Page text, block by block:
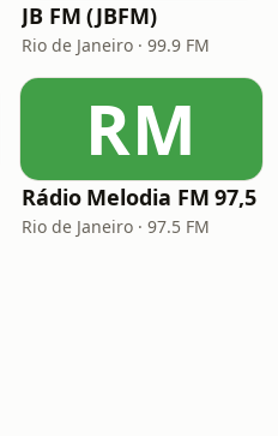
JB FM (JBFM)
Rio de Janeiro · 99.9 FM
RM
Rádio Melodia FM 97,5
Rio de Janeiro · 97.5 FM